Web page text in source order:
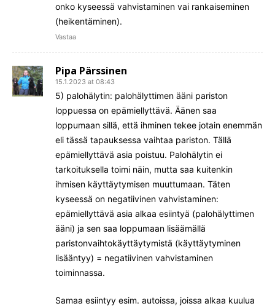
onko kyseessä vahvistaminen vai rankaiseminen
(heikentäminen).
Vastaa
Pipa Pärssinen
15.1.2023 at 08:43
5) palohälytin: palohälyttimen ääni pariston
loppuessa on epämiellyttävä. Äänen saa
loppumaan sillä, että ihminen tekee jotain enemmän
eli tässä tapauksessa vaihtaa pariston. Tällä
epämiellyttävä asia poistuu. Palohälytin ei
tarkoituksella toimi näin, mutta saa kuitenkin
ihmisen käyttäytymisen muuttumaan. Täten
kyseessä on negatiivinen vahvistaminen:
epämiellyttävä asia alkaa esiintyä (palohälyttimen
ääni) ja sen saa loppumaan lisäämällä
paristonvaihtokäyttäytymistä (käyttäytyminen
lisääntyy) = negatiivinen vahvistaminen
toiminnassa.
Samaa esiintyy esim. autoissa, joissa alkaa kuulua